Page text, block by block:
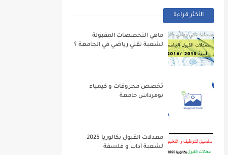
الأكثر قراءة
ماهي التخصصات المقبولة
لشعبة تقني رياضي في الجامعة ؟
تخصص محروقات و كيمياء
بومرداس جامعة
معدلات القبول بكالوريا 2025
لشعبة آداب و فلسفة